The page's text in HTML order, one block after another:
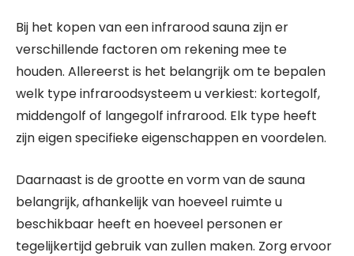
Bij het kopen van een infrarood sauna zijn er
verschillende factoren om rekening mee te
houden. Allereerst is het belangrijk om te bepalen
welk type infraroodsysteem u verkiest: kortegolf,
middengolf of langegolf infrarood. Elk type heeft
zijn eigen specifieke eigenschappen en voordelen.
Daarnaast is de grootte en vorm van de sauna
belangrijk, afhankelijk van hoeveel ruimte u
beschikbaar heeft en hoeveel personen er
tegelijkertijd gebruik van zullen maken. Zorg ervoor